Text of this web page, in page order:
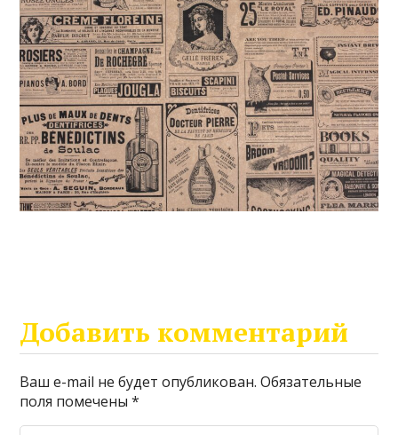
Добавить комментарий
Ваш e-mail не будет опубликован. Обязательные
поля помечены*